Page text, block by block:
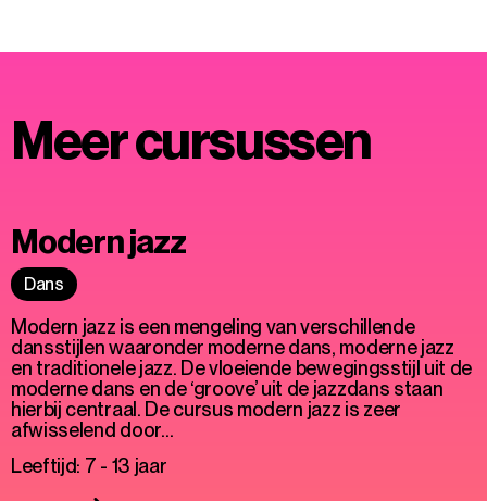
Meer cursussen
Modern jazz
Dans
Modern jazz is een mengeling van verschillende
dansstijlen waaronder moderne dans, moderne jazz
en traditionele jazz. De vloeiende bewegingsstijl uit de
moderne dans en de ‘groove’ uit de jazzdans staan
hierbij centraal. De cursus modern jazz is zeer
afwisselend door…
Leeftijd: 7 - 13 jaar